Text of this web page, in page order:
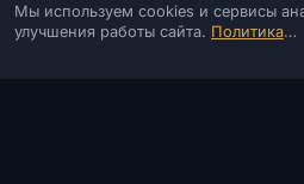
IVSOFTE — магазин
Оказываем услуги
Мы используем cookies и сервисы
улучшения работы сайта. Политика